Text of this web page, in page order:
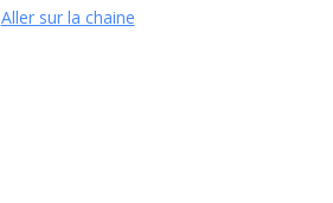
Aller sur la chaine